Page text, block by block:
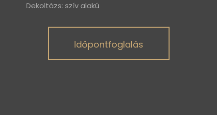
Dekoltázs: szív alakú
Időpontfoglalás